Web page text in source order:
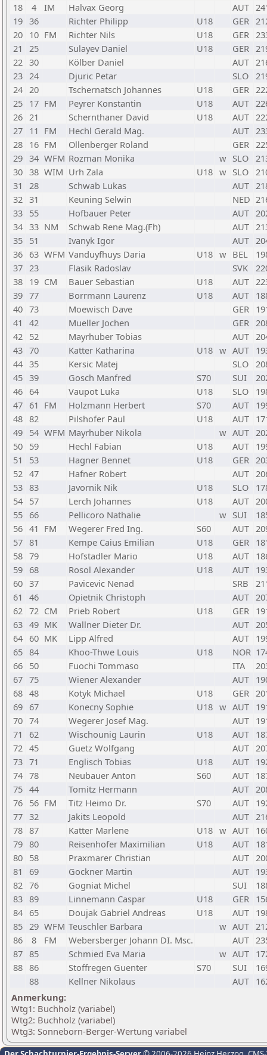
18
4 IM Halvax Georg AUT
19 36 Richter Philipp U18 GER
20 10 FM Richter Nils U18 GER
21
25 Sulayev Daniel U18 GER
22 30 Kölber Daniel AUT
23 24 Djuric Petar SLO
24 20 Tschernatsch Johannes U18 GER
25 17 FM Peyrer Konstantin U18 AUT
26 21 Schernthaner David U18 AUT
27 11 FM Hechl Gerald Mag. AUT
28 16 FM Ollenberger Roland GER
29 34 WFM Rozman Monika w SLO
30 38 WIM Urh Zala U18 w SLO
31
28 Schwab Lukas AUT
32 31 Keuning Selwin NED
33 55 Hofbauer Peter AUT
34 33 NM Schwab Rene Mag.(Fh) AUT
35 51 Ivanyk Igor AUT
36 63 WFM Vanduyfhuys Daria U18 w BEL
37 23 Flasik Radoslav SVK
38 19 CM Bauer Sebastian U18 AUT
39 77 Borrmann Laurenz U18 AUT
40 73 Moewisch Dave GER
41
42 Mueller Jochen GER
42 52 Mayrhuber Tobias AUT
43 70 Katter Katharina U18 w AUT
44 35 Kersic Matej SLO
45 39 Gosch Manfred S70 SUI
46 64 Vaupot Luka U18 SLO
47 61 FM Holzmann Herbert S70 AUT
48 82 Pilshofer Paul U18 AUT
49 54 WFM Mayrhuber Nikola w AUT
50 59 Hechl Fabian U18 AUT
51
53 Hagner Bennet U18 GER
52 47 Hafner Robert AUT
53 83 Javornik Nik U18 SLO
54 57 Lerch Johannes U18 AUT
55 66 Pellicoro Nathalie w SUI
56 41 FM Wegerer Fred Ing. S60 AUT
57 81 Kempe Caius Emilian U18 GER
58 79 Hofstadler Mario U18 AUT
59 68 Rosol Alexander U18 AUT
60 37 Pavicevic Nenad SRB
61
46 Opietnik Christoph AUT
62 72 CM Prieb Robert U18 GER
63 49 MK Wallner Dieter Dr. AUT
64 60 MK Lipp Alfred AUT
65 84 Khoo-Thwe Louis U18 NOR
66 50 Fuochi Tommaso ITA
67 75 Wiener Alexander AUT
68 48 Kotyk Michael U18 GER
69 67 Konecny Sophie U18 w AUT
70 74 Wegerer Josef Mag. AUT
71
62 Wischounig Laurin U18 AUT
72 45 Guetz Wolfgang AUT
73 71 Englisch Tobias U18 AUT
74 78 Neubauer Anton S60 AUT
75 44 Tomitz Hermann AUT
76 56 FM Titz Heimo Dr. S70 AUT
77 32 Jakits Leopold AUT
78 87 Katter Marlene U18 w AUT
79 80 Reisenhofer Maximilian U18 AUT
80 58 Praxmarer Christian AUT
81
69 Gockner Martin AUT
82 76 Gogniat Michel SUI
83 89 Linnemann Caspar U18 GER
84 65 Doujak Gabriel Andreas U18 AUT
85 29 WFM Teuschler Barbara w AUT
86
8 FM Webersberger Johann DI. Msc. AUT
87 85 Schmied Eva Maria w AUT
88 86 Stoffregen Guenter S70 SUI
88
Kellner Nikolaus AUT
Anmerkung:
Wtg1: Buchholz (variabel)
Wtg2: Buchholz (variabel)
Wtg3: Sonneborn-Berger-Wertung variabel